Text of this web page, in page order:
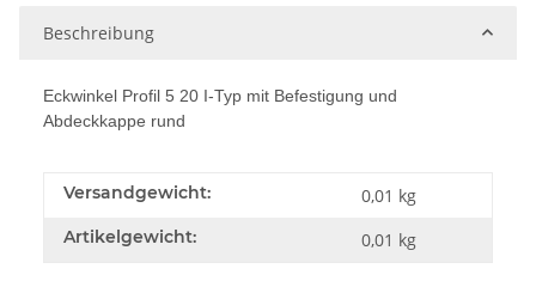
Beschreibung
Eckwinkel Profil 5 20 I-Typ mit Befestigung und
Abdeckkappe rund
Versandgewicht: 0,01 kg
Artikelgewicht: 0,01 kg